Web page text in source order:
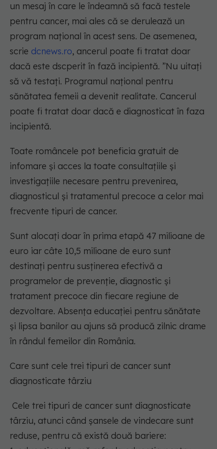
un mesaj în care le îndeamnă să facă testele
pentru cancer, mai ales că se derulează un
program național în acest sens. De asemenea,
scrie dcnews.ro, ancerul poate fi tratat doar
dacă este dscperit în fază incipientă. ”Nu uitați
să vă testați. Programul național pentru
sănătatea femeii a devenit realitate. Cancerul
poate fi tratat doar dacă e diagnosticat în faza
incipientă.
Toate româncele pot beneficia gratuit de
infomare şi acces la toate consultaţiile şi
investigaţiile necesare pentru prevenirea,
diagnosticul și tratamentul precoce a celor mai
frecvente tipuri de cancer.
Sunt alocați doar în prima etapă 47 milioane de
euro iar câte 10,5 milioane de euro sunt
destinați pentru susținerea efectivă a
programelor de prevenţie, diagnostic şi
tratament precoce din fiecare regiune de
dezvoltare. Absenţa educaţiei pentru sănătate
și lipsa banilor au ajuns să producă zilnic drame
în rândul femeilor din România.
Care sunt cele trei tipuri de cancer sunt
diagnosticate târziu
Cele trei tipuri de cancer sunt diagnosticate
târziu, atunci când şansele de vindecare sunt
reduse, pentru că există două bariere: